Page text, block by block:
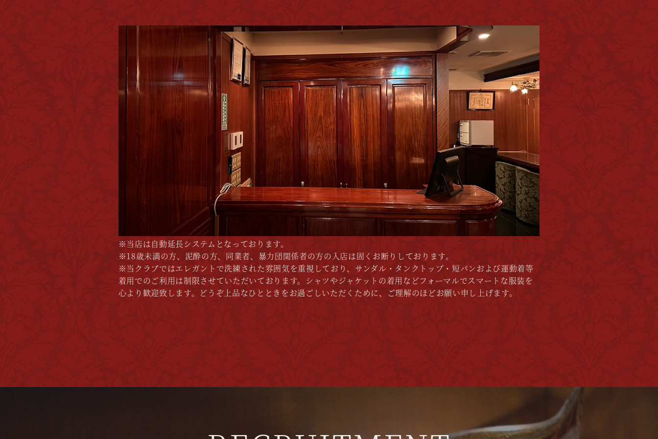
※当店は自動延長システムとなっております。
※18歳未満の方、泥酔の方、同業者、暴力団関係者の方の入店は固くお断りしております。
※当クラブではエレガントで洗練された雰囲気を重視しており、サンダル・タンクトップ・短パンおよび運動着等
着用でのご利用は制限させていただいております。シャツやジャケットの着用などフォーマルでスマートな服装を
心より歓迎致します。どうぞ上品なひとときをお過ごしいただくために、ご理解のほどお願い申し上げます。